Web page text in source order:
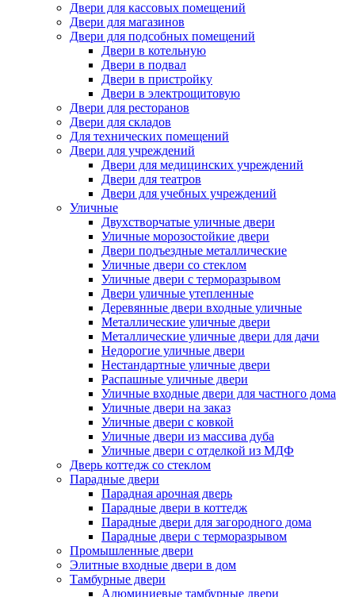
Двери для кассовых помещений
Двери для магазинов
Двери для подсобных помещений
Двери в котельную
Двери в подвал
Двери в пристройку
Двери в электрощитовую
Двери для ресторанов
Двери для складов
Для технических помещений
Двери для учреждений
Двери для медицинских учреждений
Двери для театров
Двери для учебных учреждений
Уличные
Двухстворчатые уличные двери
Уличные морозостойкие двери
Двери подъездные металлические
Уличные двери со стеклом
Уличные двери с терморазрывом
Двери уличные утепленные
Деревянные двери входные уличные
Металлические уличные двери
Металлические уличные двери для дачи
Недорогие уличные двери
Нестандартные уличные двери
Распашные уличные двери
Уличные входные двери для частного дома
Уличные двери на заказ
Уличные двери с ковкой
Уличные двери из массива дуба
Уличные двери с отделкой из МДФ
Дверь коттедж со стеклом
Парадные двери
Парадная арочная дверь
Парадные двери в коттедж
Парадные двери для загородного дома
Парадные двери с терморазрывом
Промышленные двери
Элитные входные двери в дом
Тамбурные двери
Алюминиевые тамбурные двери